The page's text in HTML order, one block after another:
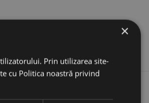
m, Format
×
Prin utilizarea site-
cu Politica noastră privind